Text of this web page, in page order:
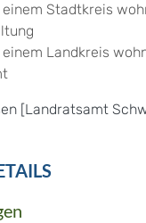
Stadtkreis
Landkreis
[Landratsamt